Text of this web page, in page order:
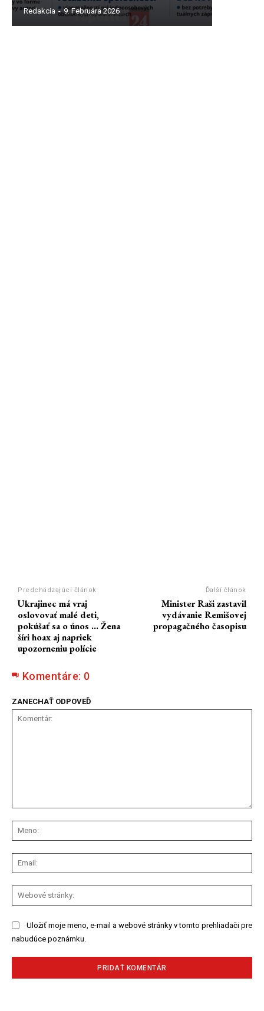
Redakcia - 9. Februára 2026
Predchádzajúci článok
Ukrajinec má vraj
oslovovať malé deti,
pokúšať sa o únos … Žena
šíri hoax aj napriek
upozorneniu polície
Ďalší článok
Minister Raši zastavil
vydávanie Remišovej
propagačného časopisu
Komentáre: 0
ZANECHAŤ ODPOVEĎ
Uložiť moje meno, e-mail a webové stránky v tomto prehliadači pre
nabudúce poznámku.